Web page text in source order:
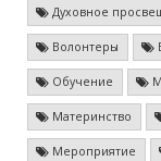
Духовное
Волонтеры
Обучение
Материнство
Мероприятие